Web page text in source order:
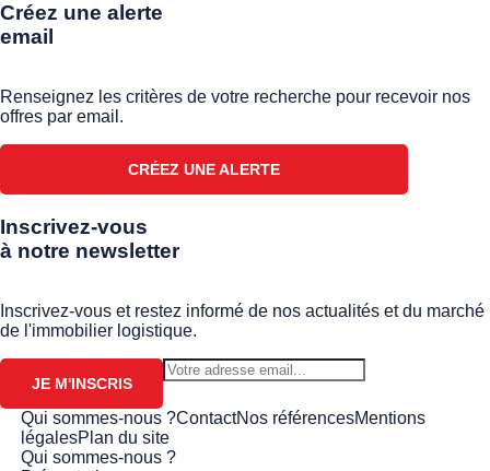
Créez une alerte
email
Renseignez les critères de votre recherche pour recevoir nos
offres par email.
CRÉEZ UNE ALERTE
Inscrivez-vous
à notre newsletter
Inscrivez-vous et restez informé de nos actualités et du marché
de l'immobilier logistique.
JE M'INSCRIS
Qui sommes-nous ?ContactNos référencesMentions
légalesPlan du site
Qui sommes-nous ?